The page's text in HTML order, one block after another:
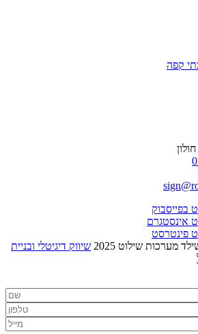
קפה
מערכות שילוט 2025
שיווק דיגיטלי ובניית